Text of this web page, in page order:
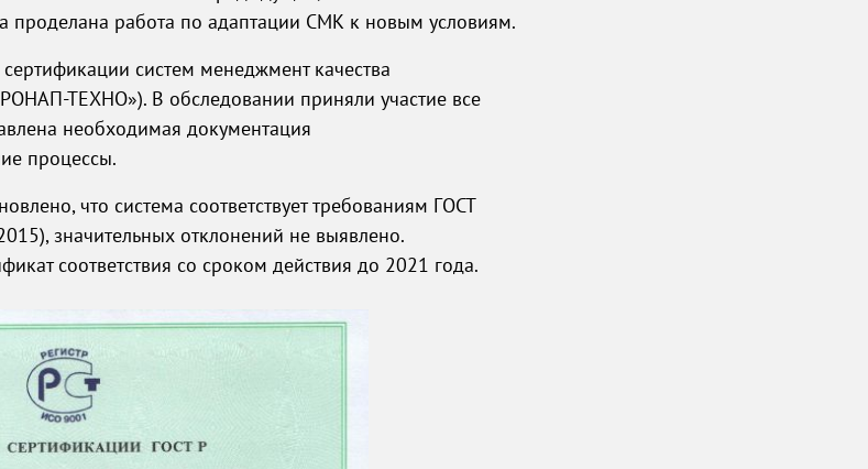
проделана работа по адаптации СМК к новым условиям.
систем менеджмент качества
ТЕХНО»). В обследовании приняли участие все
необходимая документация
процессы.
что система соответствует требованиям ГОСТ
значительных отклонений не выявлено.
соответствия со сроком действия до 2021 года.